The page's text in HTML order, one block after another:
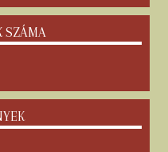
SZÁMA